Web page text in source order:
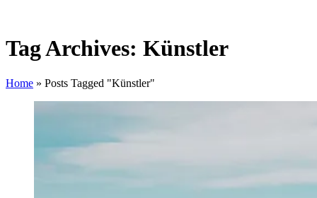
Tag Archives: Künstler
Home » Posts Tagged "Künstler"